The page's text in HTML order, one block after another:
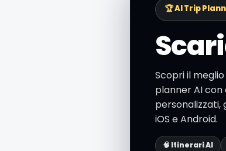
🏆 AI Trip
Scopri il
planner AI con
personalizzati,
iOS e Android.
🧠 Itinerari AI